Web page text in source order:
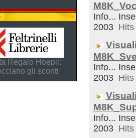
Regalo Hoepli:
gli sconti
Info...
2003
Info...
2003
Info...
2003